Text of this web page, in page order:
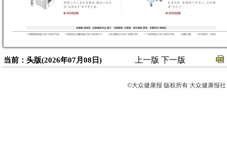
当前：头版(2026年07月08日) 上一版 下一版